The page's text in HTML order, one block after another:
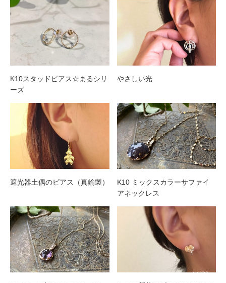
K10スタッドピアス☆まるシリ
ーズ
やさしい光
遮光器土偶のピアス（真鍮製）
K10 ミックスカラーサファイ
アネックレス